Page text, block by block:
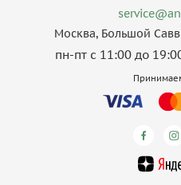
Москва, Большой
пн-пт с 11:00 до